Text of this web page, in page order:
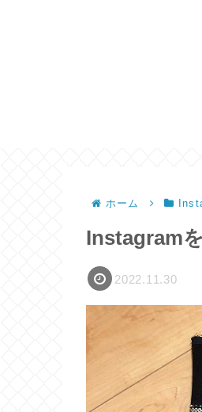
ホーム
Instagram
2022.11.30